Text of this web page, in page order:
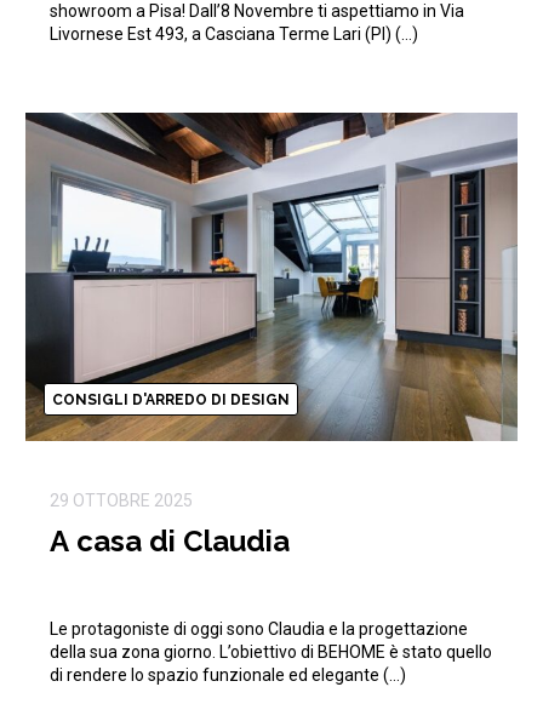
showroom a Pisa! Dall’8 Novembre ti aspettiamo in Via
Livornese Est 493, a Casciana Terme Lari (PI) (…)
CONSIGLI D'ARREDO DI DESIGN
29 OTTOBRE 2025
A casa di Claudia
Le protagoniste di oggi sono Claudia e la progettazione
della sua zona giorno. L’obiettivo di BEHOME è stato quello
di rendere lo spazio funzionale ed elegante (…)